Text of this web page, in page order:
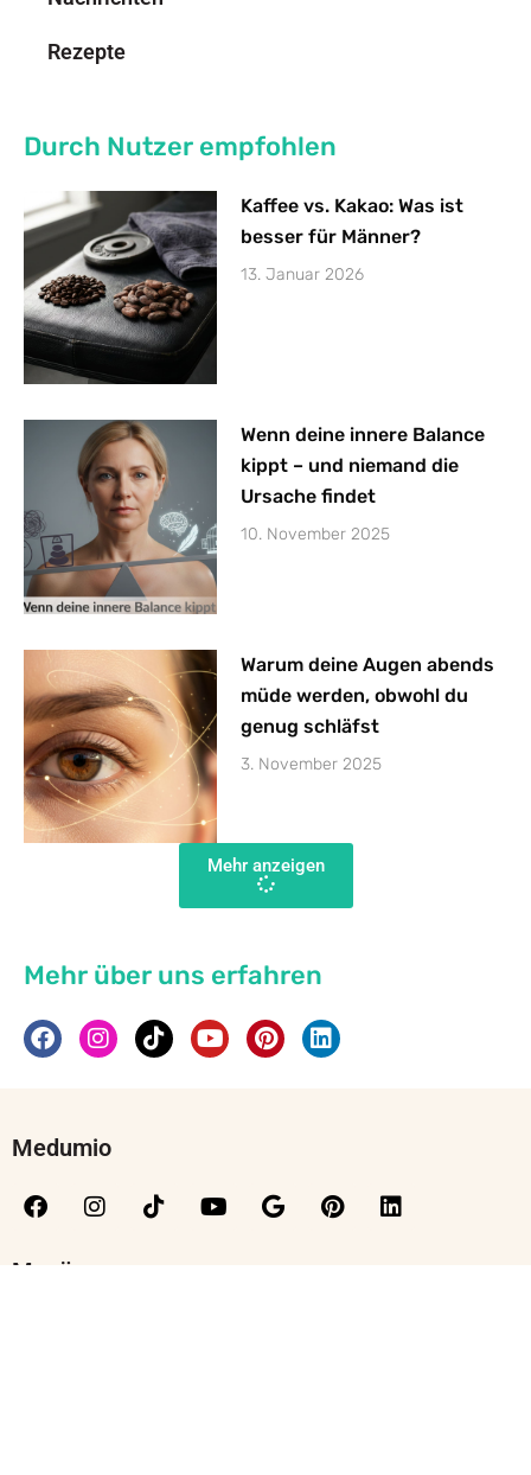
Rezepte
Durch Nutzer empfohlen
Kaffee vs. Kakao: Was ist
besser für Männer?
13. Januar 2026
Wenn deine innere Balance
kippt – und niemand die
Ursache findet
10. November 2025
Warum deine Augen abends
müde werden, obwohl du
genug schläfst
3. November 2025
Mehr anzeigen
Mehr über uns erfahren
Medumio
Menü